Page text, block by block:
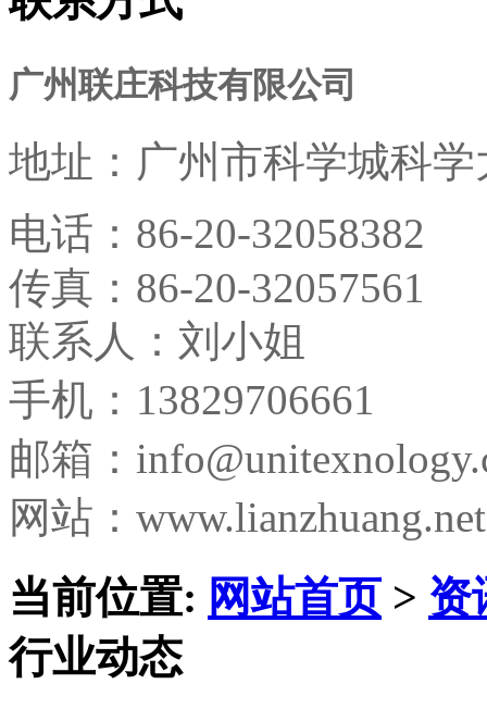
广州联庄科技有限公司
地址： 广州市科学城科
电话： 86-20-32058382
传真： 86-20-32057561
联系人：刘小姐
手机：13829706661
邮箱：
网站：www.lianzhuang.net
当前位置: 网站首页> 资
行业动态